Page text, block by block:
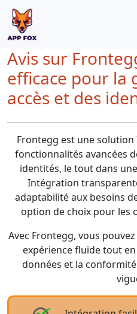
Avis sur
efficace pour la
accès et des
Frontegg est une
fonctionnalités avancées
identités, le tout dans
Intégration
adaptabilité aux besoins
option de choix pour les
Avec Frontegg, vous
expérience fluide tout
données et la